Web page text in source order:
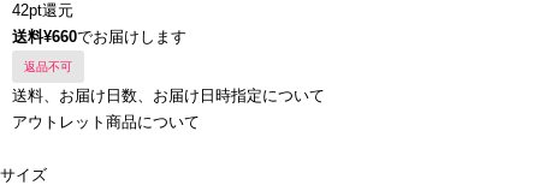
42pt還元
送料¥660でお届けします
返品不可
送料、お届け日数、お届け日時指定について
アウトレット商品について
サイズ